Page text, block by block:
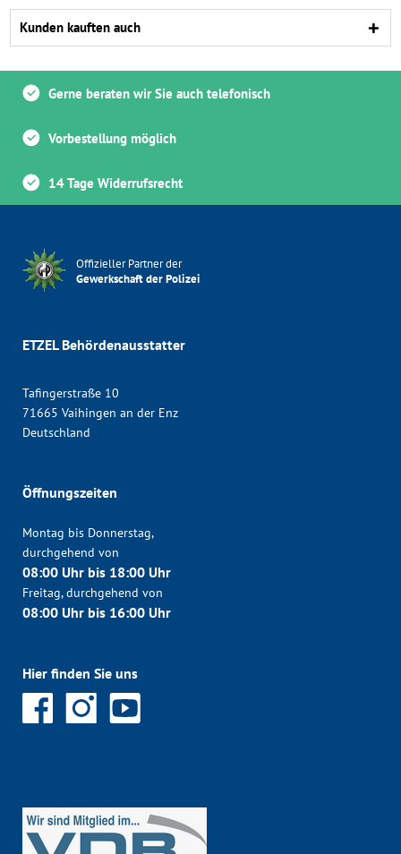
Kunden kauften auch
Gerne beraten wir Sie auch telefonisch
Vorbestellung möglich
14 Tage Widerrufsrecht
Offizieller Partner der
Gewerkschaft der Polizei
ETZEL Behördenausstatter
Tafingerstraße 10
71665 Vaihingen an der Enz
Deutschland
Öffnungszeiten
Montag bis Donnerstag,
durchgehend von
08:00 Uhr bis 18:00 Uhr
Freitag, durchgehend von
08:00 Uhr bis 16:00 Uhr
Hier finden Sie uns